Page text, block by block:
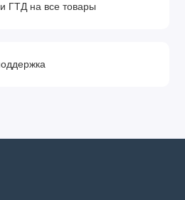
ГТД на все товары